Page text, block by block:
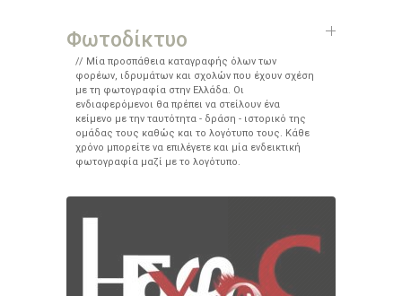
Φωτοδίκτυο
Μία προσπάθεια καταγραφής όλων των
φορέων, ιδρυμάτων και σχολών που έχουν σχέση
με τη φωτογραφία στην Ελλάδα. Οι
ενδιαφερόμενοι θα πρέπει να στείλουν ένα
κείμενο με την ταυτότητα - δράση - ιστορικό της
ομάδας τους καθώς και το λογότυπο τους. Κάθε
χρόνο μπορείτε να επιλέγετε και μία ενδεικτική
φωτογραφία μαζί με το λογότυπο.